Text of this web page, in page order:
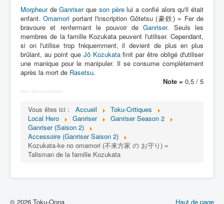
ガンライザー シーズン 2) = Dieu de
fer Ganriser Saison 2
Série
Personnages
Épisodes
Chronologie
Références
Plus Cruelle Armée de Rasetsu
MorpheurdeGanriserque son pèrelui a confié alors qu'il était
enfant.Omamori portant l'inscription Gôtetsu (豪鉄) = Fer de
bravoure et renfermant le pouvoir deGanriser. Seuls les
membres de la famille Kozukata peuvent l'utiliser. Cependant,
si on l'utilise trop fréquemment, il devient de plus en plus
brûlant, au point que Jô Kozukatafinit par être obligé d'utiliser
une manique pour le manipuler. Il se consume complètement
après la mort de Rasetsu.
Note = 0,5 / 5
More Joomla Extensions
Vous êtes ici : Accueil
Toku-Critiques
Local Hero
Ganriser
Ganriser Season 2
Ganriser (Saison 2)
Accessoire (Ganriser Saison 2)
Kozukata-ke no omamori (不来方家 の お守り) =
Talisman de la famille Kozukata
Haut de page
© 2026 Toku-Onna